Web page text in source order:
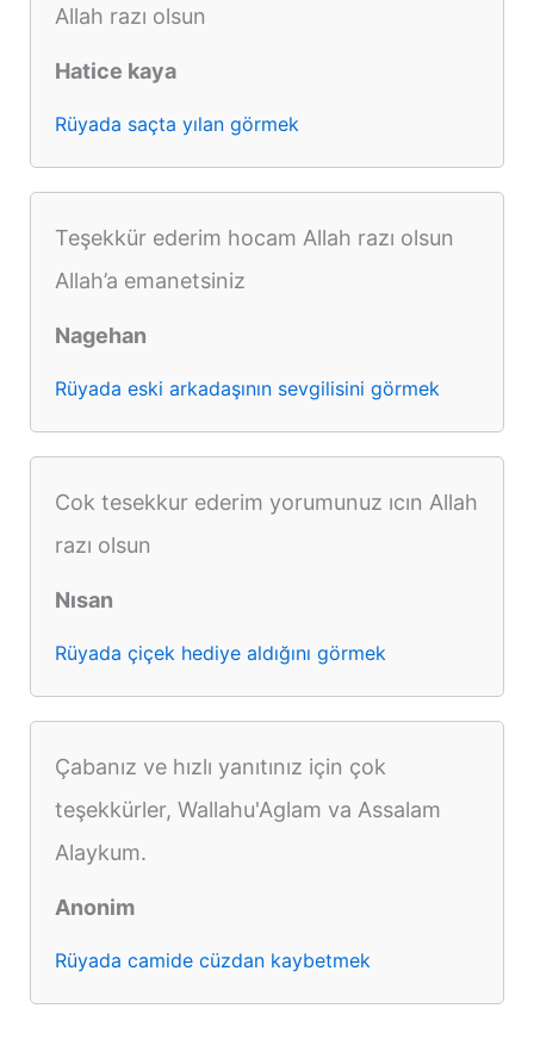
Allah razı olsun
Hatice kaya
Rüyada saçta yılan görmek
Teşekkür ederim hocam Allah razı olsun
Allah’a emanetsiniz
Nagehan
Rüyada eski arkadaşının sevgilisini görmek
Cok tesekkur ederim yorumunuz ıcın Allah
razı olsun
Nısan
Rüyada çiçek hediye aldığını görmek
Çabanız ve hızlı yanıtınız için çok
teşekkürler, Wallahu'Aglam va Assalam
Alaykum.
Anonim
Rüyada camide cüzdan kaybetmek